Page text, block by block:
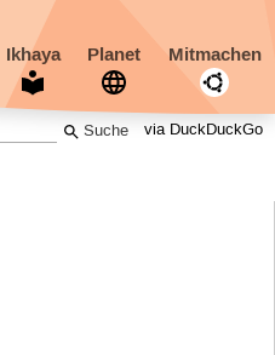
Ikhaya Planet Mitmachen
via DuckDuckGo